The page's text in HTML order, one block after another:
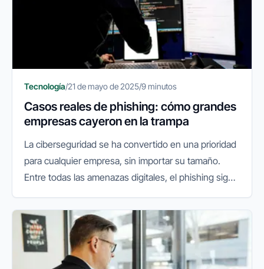
Tecnología/21 de mayo de 2025/9 minutos
Casos reales de phishing: cómo grandes
empresas cayeron en la trampa
La ciberseguridad se ha convertido en una prioridad
para cualquier empresa, sin importar su tamaño.
Entre todas las amenazas digitales, el phishing sigue
éxito se basa en...
FINANEDI
Hablemos ahora
Pedir información sobre FinanEDI